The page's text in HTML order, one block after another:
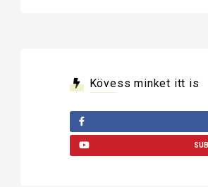
Kövess minket itt is